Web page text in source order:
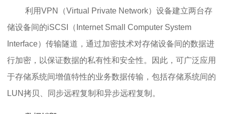
利用VPN（Virtual Private Network）设备建立两台存
储设备间的iSCSI（Internet Small Computer System
Interface）传输隧道，通过加密技术对存储设备间的数据进
行加密，以保证数据的私有性和安全性。因此，可广泛应用
于存储系统间增值特性的业务数据传输，包括存储系统间的
LUN拷贝、同步远程复制和异步远程复制。